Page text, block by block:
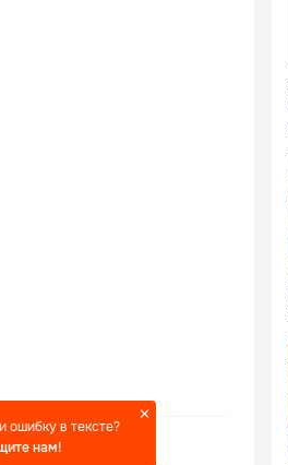
ошибку в тексте?
нам!